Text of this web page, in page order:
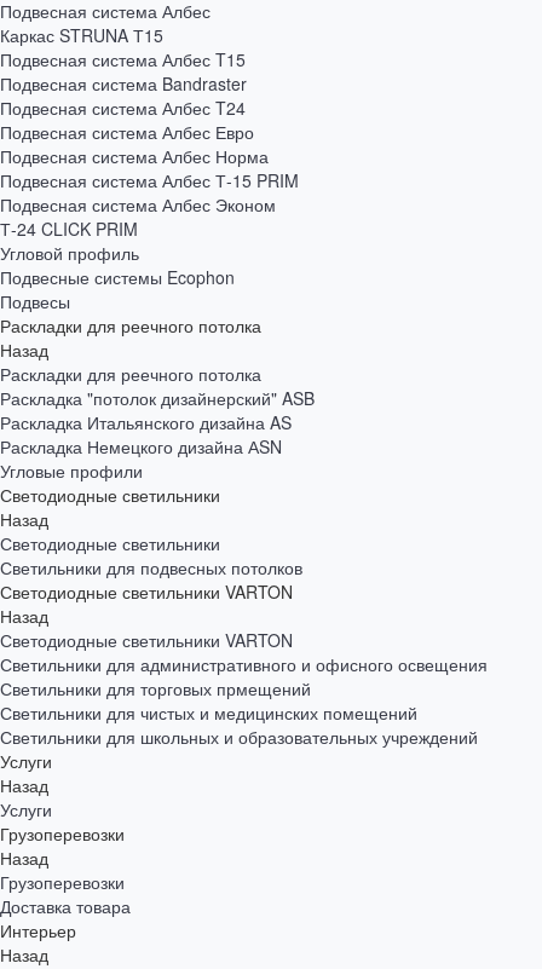
Подвесная система Албес
Каркас STRUNA Т15
Подвесная система Албес T15
Подвесная система Bandraster
Подвесная система Албес T24
Подвесная система Албес Евро
Подвесная система Албес Норма
Подвесная система Албес Т-15 PRIM
Подвесная система Албес Эконом
Т-24 CLICK PRIM
Угловой профиль
Подвесные системы Ecophon
Подвесы
Раскладки для реечного потолка
Назад
Раскладки для реечного потолка
Раскладка "потолок дизайнерский" ASB
Раскладка Итальянского дизайна AS
Раскладка Немецкого дизайна АSN
Угловые профили
Светодиодные светильники
Назад
Светодиодные светильники
Светильники для подвесных потолков
Светодиодные светильники VARTON
Назад
Светодиодные светильники VARTON
Светильники для административного и офисного освещения
Светильники для торговых прмещений
Светильники для чистых и медицинских помещений
Светильники для школьных и образовательных учреждений
Услуги
Назад
Услуги
Грузоперевозки
Назад
Грузоперевозки
Доставка товара
Интерьер
Назад